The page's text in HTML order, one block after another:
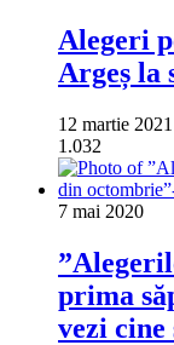
Alegeri
Argeș la
12 martie 2021
1.032
7 mai 2020
prima
vezi cine